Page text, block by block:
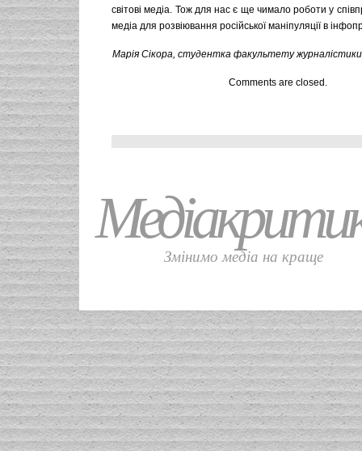
світові медіа. Тож для нас є ще чимало роботи у
медіа для розвіювання російської маніпуляції в
Марія Сікора, студентка факультету
Comments are closed.
Змінимо медіа на краще